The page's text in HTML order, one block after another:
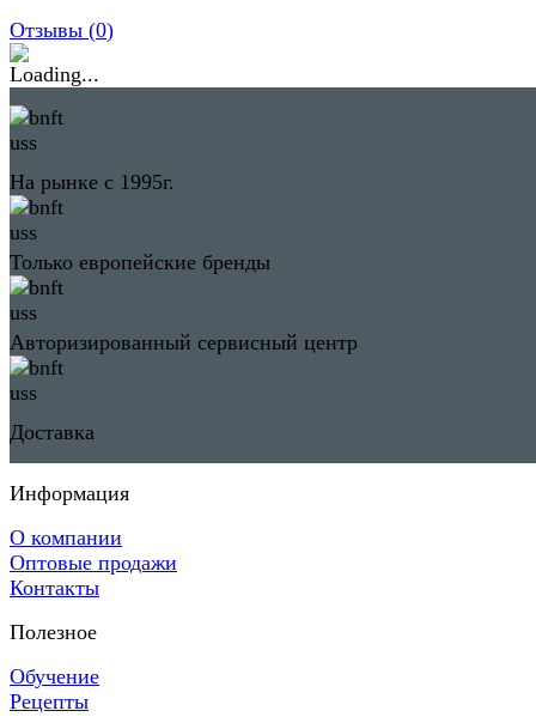
Отзывы (0)
На рынке с 1995г.
Только европейские бренды
Авторизированный сервисный центр
Доставка
Информация
О компании
Оптовые продажи
Контакты
Полезное
Обучение
Рецепты